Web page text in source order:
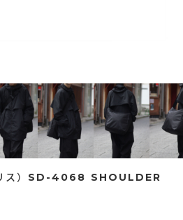
ス）SD-4068 SHOULDER